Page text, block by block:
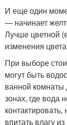
И еще один
— начинает
Лучше цветной
изменения
При выборе
могут быть
ванной комнаты
зонах, где вода
впитать влагу